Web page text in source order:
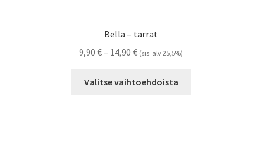
Bella – tarrat
9,90 €– 14,90 €Hintaluokka:
-
(sis. alv 25,5%)
Valitse vaihtoehdoista